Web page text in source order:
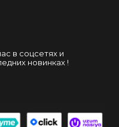
в соцсетях и
новинках !